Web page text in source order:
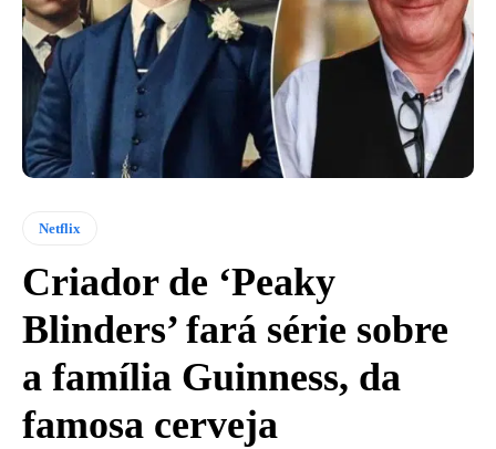
Netflix
Criador de ‘Peaky
Blinders’ fará série sobre
a família Guinness, da
famosa cerveja